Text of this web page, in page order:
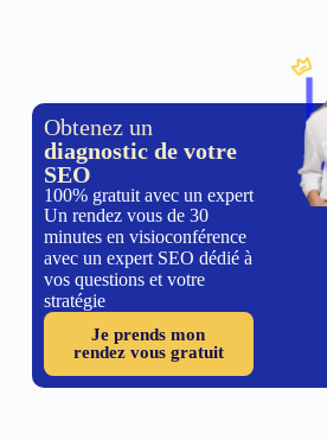
Obtenez un
diagnostic de votre
SEO
100% gratuit avec un expert
Un rendez vous de 30
minutes en visioconférence
avec un expert SEO dédié à
vos questions et votre
stratégie
Je prends mon
rendez vous gratuit